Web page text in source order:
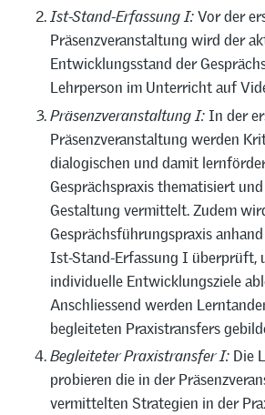
Ist-Stand-Erfassung I:Vor der
Präsenzveranstaltung wird der
Entwicklungsstand der
Lehrperson im Unterricht auf
Präsenzveranstaltung I:In der
Präsenzveranstaltung werden
dialogischen und damit
Gesprächspraxis thematisiert
Gestaltung vermittelt. Zudem
Gesprächsführungspraxis
Ist-Stand-Erfassung I überprüft,
individuelle Entwicklungsziele
Anschliessend werden
begleiteten Praxistransfers
Begleiteter Praxistransfer I: Die
probieren die in der
vermittelten Strategien in der